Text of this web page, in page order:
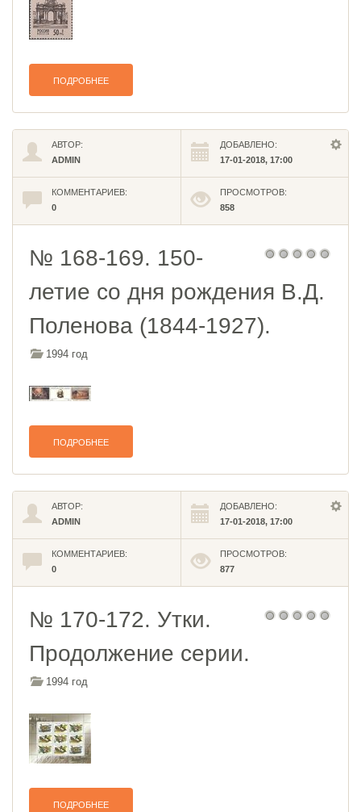
ПОДРОБНЕЕ
АВТОР:
ADMIN
ДОБАВЛЕНО:
17-01-2018, 17:00
КОММЕНТАРИЕВ:
0
ПРОСМОТРОВ:
858
№ 168-169. 150-
летие со дня рождения В.Д.
Поленова (1844-1927).
1994 год
ПОДРОБНЕЕ
АВТОР:
ADMIN
ДОБАВЛЕНО:
17-01-2018, 17:00
КОММЕНТАРИЕВ:
0
ПРОСМОТРОВ:
877
№ 170-172. Утки.
Продолжение серии.
1994 год
ПОДРОБНЕЕ